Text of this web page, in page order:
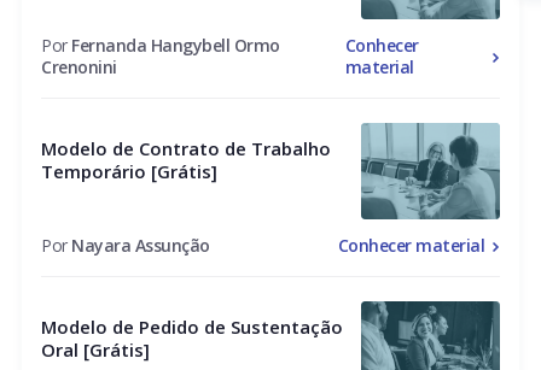
Por Fernanda Hangybell Ormo
Crenonini
Conhecer
material
Modelo de Contrato de Trabalho
Temporário [Grátis]
Por Nayara Assunção Conhecer material
Modelo de Pedido de Sustentação
Oral [Grátis]